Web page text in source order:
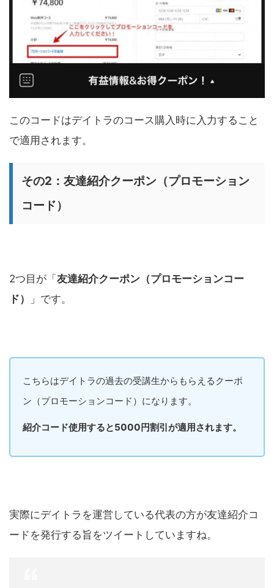
このコードはデイトラのコース購入時に入力すること
で適用されます。
その2：友達紹介クーポン（プロモーション
コード）
2つ目が「友達紹介クーポン（プロモーションコー
ド）
」です。
こちらはデイトラの過去の受講生からもらえるクーポ
ン（プロモーションコード）になります。
紹介コード使用すると5000円割引が適用されます。
実際にデイトラを運営している代表の方が友達紹介コ
ードを発行する旨をツイートしていますね。